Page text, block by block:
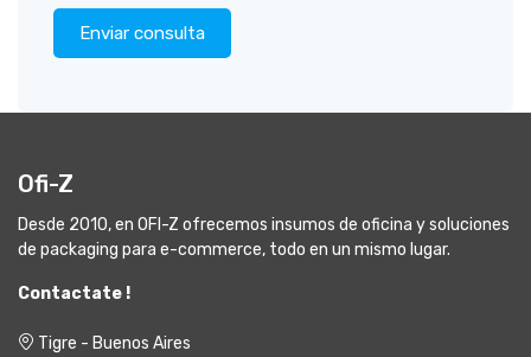
Enviar consulta
Ofi-Z
Desde 2010, en OFI-Z ofrecemos insumos de oficina y soluciones
de packaging para e-commerce, todo en un mismo lugar.
Contactate !
Tigre - Buenos Aires